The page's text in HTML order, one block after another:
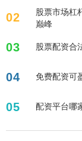
02
股票市场杠
巅峰
03 股票配资合
04 免费配资可
05 配资平台哪